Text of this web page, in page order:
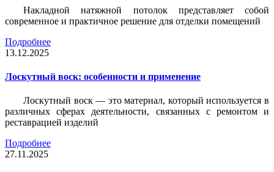
Накладной натяжной потолок представляет собой
современное и практичное решение для отделки помещений
Подробнее
13.12.2025
Лоскутный воск: особенности и применение
Лоскутный воск — это материал, который используется в
различных сферах деятельности, связанных с ремонтом и
реставрацией изделий
Подробнее
27.11.2025